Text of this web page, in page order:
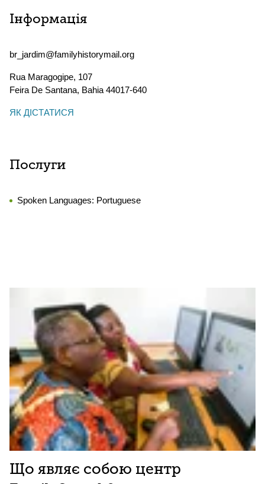
Інформація
br_jardim@familyhistorymail.org
Rua Maragogipe, 107
Feira De Santana, Bahia 44017-640
ЯК ДІСТАТИСЯ
Послуги
Spoken Languages: Portuguese
Що являє собою центр